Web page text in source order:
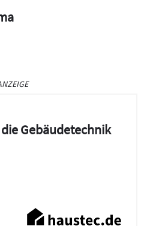
Gebäudetechnik